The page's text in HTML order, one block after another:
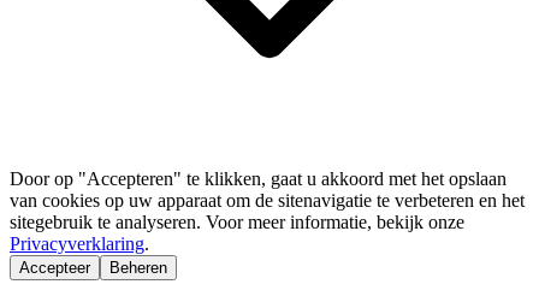
Door op "Accepteren" te klikken, gaat u akkoord met het opslaan
van cookies op uw apparaat om de sitenavigatie te verbeteren en het
sitegebruik te analyseren. Voor meer informatie, bekijk onze
Privacyverklaring.
Accepteer Beheren